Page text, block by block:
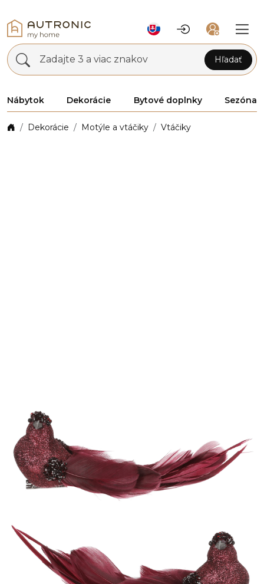
Zadajte 3 a viac znakov Hľadať
Nábytok Dekorácie Bytové doplnky Sezóna
Dekorácie Motýle a vtáčiky Vtáčiky